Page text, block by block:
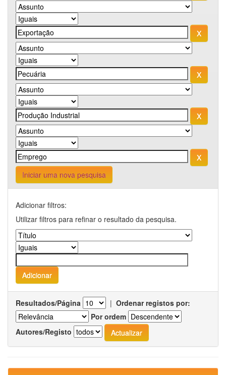
Iniciar uma nova pesquisa
Adicionar filtros:
Utilizar filtros para refinar o resultado da pesquisa.
Resultados/Página | Ordenar registos por:
Por ordem
Autores/Registo